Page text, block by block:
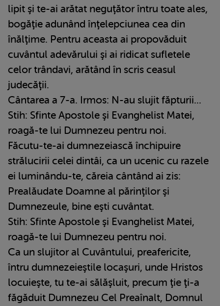
lipit şi te-ai arătat neguţător întru toate ales,
bogăţie adunând înţelepciunea cea din
înălţime. Pentru aceasta ai propovăduit
cuvântul adevărului şi ai ridicat sufletele
celor trândavi, arătând în scris ceasul
judecăţii.
Cântarea a 7-a. Irmos: N-au slujit făpturii...
Stih: Sfinte Apostole şi Evanghelist Matei,
roagă-te lui Dumnezeu pentru noi.
Făcutu-te-ai dumnezeiască închipuire
strălucirii celei dintâi, ca un ucenic cu razele
ei luminându-te, căreia cântând ai zis:
Prealăudate Doamne al părinţilor şi
Dumnezeule, bine eşti cuvântat.
Stih: Sfinte Apostole şi Evanghelist Matei,
roagă-te lui Dumnezeu pentru noi.
Ca un slujitor al Cuvântului, preafericite,
întru dumnezeieştile locaşuri, unde Hristos
locuieşte, tu te-ai sălăşluit, precum ţie ţi-a
făgăduit Dumnezeu Cel Preaînalt, Domnul